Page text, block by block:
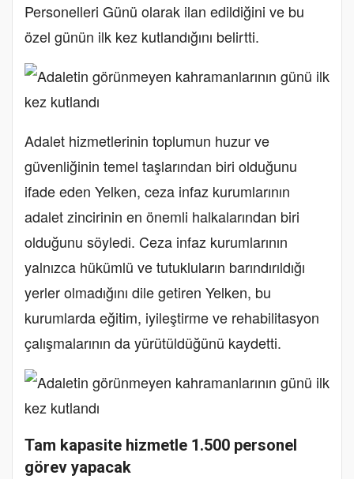
Personelleri Günü olarak ilan edildiğini ve bu
özel günün ilk kez kutlandığını belirtti.
Adalet hizmetlerinin toplumun huzur ve
güvenliğinin temel taşlarından biri olduğunu
ifade eden Yelken, ceza infaz kurumlarının
adalet zincirinin en önemli halkalarından biri
olduğunu söyledi. Ceza infaz kurumlarının
yalnızca hükümlü ve tutukluların barındırıldığı
yerler olmadığını dile getiren Yelken, bu
kurumlarda eğitim, iyileştirme ve rehabilitasyon
çalışmalarının da yürütüldüğünü kaydetti.
Tam kapasite hizmetle 1.500 personel
görev yapacak